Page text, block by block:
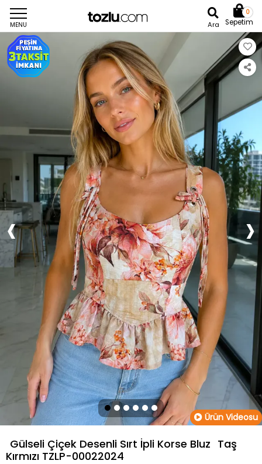
MENU Ara
0
Sepetim
Ürün Videosu
Gülseli Çiçek Desenli Sırt İpli Korse Bluz Taş
Kırmızı TZLP-00022024